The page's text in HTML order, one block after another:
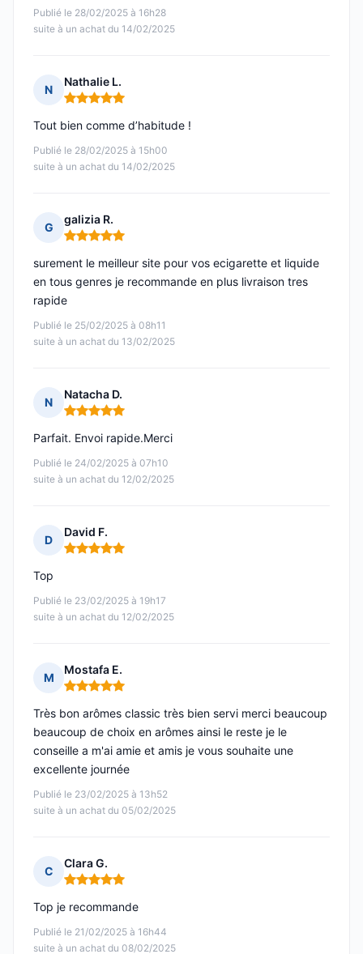
Publié le 28/02/2025 à 16h28
suite à un achat du 14/02/2025
N
Nathalie L.
Note : 5 sur 5
Publié le 28/02/2025 à 15h00
suite à un achat du 14/02/2025
Tout bien comme d’habitude !
G
galizia R.
Note : 5 sur 5
Publié le 25/02/2025 à 08h11
suite à un achat du 13/02/2025
surement le meilleur site pour vos ecigarette et liquide
en tous genres je recommande en plus livraison tres
rapide
N
Natacha D.
Note : 5 sur 5
Publié le 24/02/2025 à 07h10
suite à un achat du 12/02/2025
Parfait. Envoi rapide.Merci
D
David F.
Note : 5 sur 5
Publié le 23/02/2025 à 19h17
suite à un achat du 12/02/2025
Top
M
Mostafa E.
Note : 5 sur 5
Publié le 23/02/2025 à 13h52
suite à un achat du 05/02/2025
Très bon arômes classic très bien servi merci beaucoup
beaucoup de choix en arômes ainsi le reste je le
conseille a m'ai amie et amis je vous souhaite une
excellente journée
C
Clara G.
Note : 5 sur 5
Publié le 21/02/2025 à 16h44
suite à un achat du 08/02/2025
Top je recommande